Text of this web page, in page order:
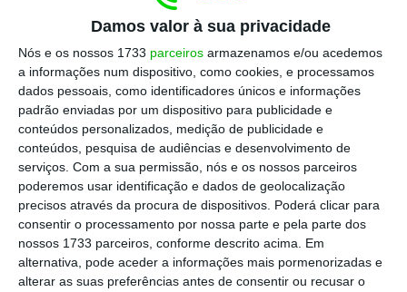
Damos valor à sua privacidade
Nós e os nossos 1733 parceiros armazenamos e/ou acedemos
a informações num dispositivo, como cookies, e processamos
dados pessoais, como identificadores únicos e informações
padrão enviadas por um dispositivo para publicidade e
conteúdos personalizados, medição de publicidade e
conteúdos, pesquisa de audiências e desenvolvimento de
serviços. Com a sua permissão, nós e os nossos parceiros
poderemos usar identificação e dados de geolocalização
precisos através da procura de dispositivos. Poderá clicar para
consentir o processamento por nossa parte e pela parte dos
nossos 1733 parceiros, conforme descrito acima. Em
alternativa, pode aceder a informações mais pormenorizadas e
alterar as suas preferências antes de consentir ou recusar o
deputados Carla Castro (IL), Hugo Carneiro
(PSD), Pedro Filipe Soares (BE) e Pedro
Marques (PS).
FMI divulga relatório sobre
estabilidade financeira
global
O Fundo Monetário Internacional (FMI)
divulga esta terça-feira o relatório sobre a